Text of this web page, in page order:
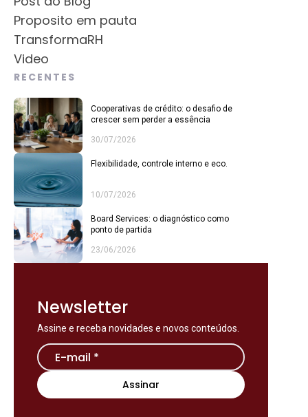
Proposito em pauta
TransformaRH
Video
RECENTES
Cooperativas de crédito: o desafio de
crescer sem perder a essência
30/07/2026
Flexibilidade, controle interno e eco.
10/07/2026
Board Services: o diagnóstico como
ponto de partida
23/06/2026
Newsletter
Assine e receba novidades e novos conteúdos.